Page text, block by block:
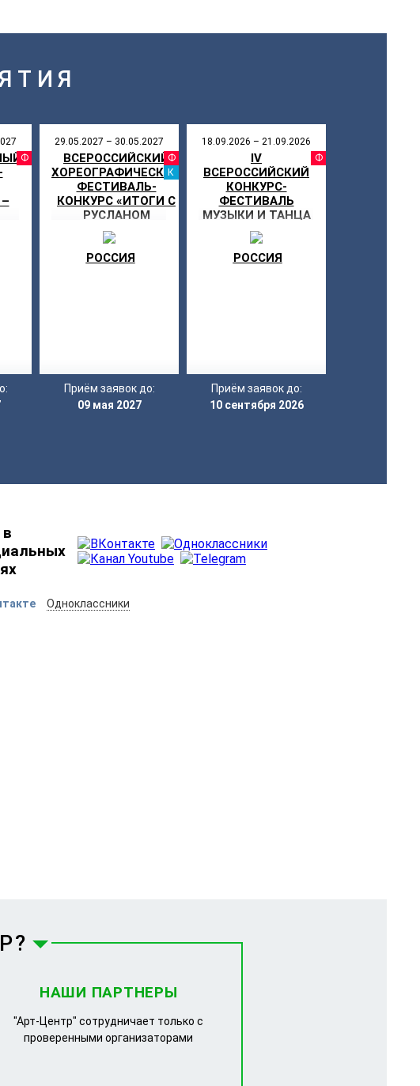
ФЕСТИВАЛЬ
29.05.2027 – 30.05.2027
ФЕСТИВАЛЬ
КАНИКУЛЫ
ВСЕРОССИЙСКИЙ
ХОРЕОГРАФИЧЕСКИЙ
ФЕСТИВАЛЬ-
КОНКУРС «ИТОГИ С
РУСЛАНОМ
ПШЕНИЧНЫМ – 4»
РОССИЯ
Приём заявок до:
09 мая 2027
18.09.2026 – 21.09.2026
IV
ВСЕРОССИЙСКИЙ
КОНКУРС-
ФЕСТИВАЛЬ
МУЗЫКИ И ТАНЦА
«ДРУЗЬЯ В
КАЛИНИНГРАДЕ»
РОССИЯ
Приём заявок до:
10 сентября 2026
Одноклассники
НАШИ ПАРТНЕРЫ
"Арт-Центр" сотрудничает только с
проверенными организаторами